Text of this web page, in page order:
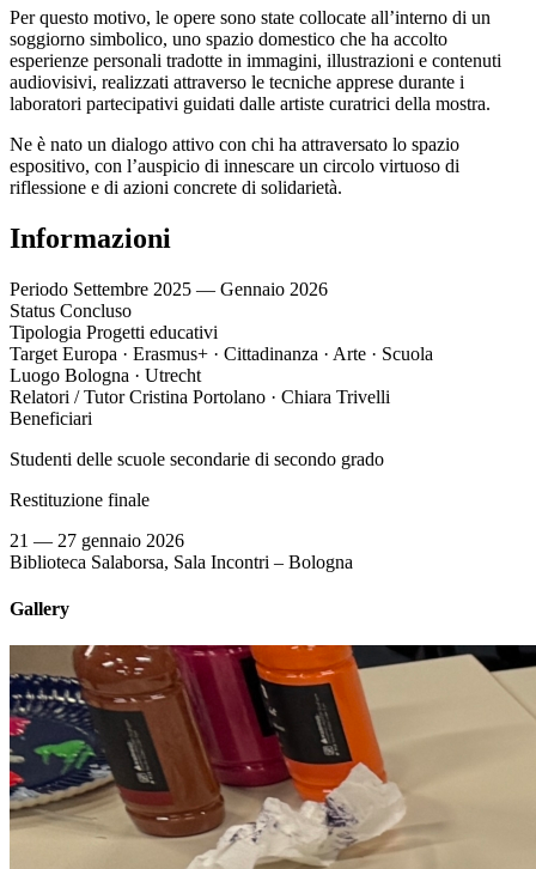
Per questo motivo, le opere sono state collocate all’interno di un
soggiorno simbolico, uno spazio domestico che ha accolto
esperienze personali tradotte in immagini, illustrazioni e contenuti
audiovisivi, realizzati attraverso le tecniche apprese durante i
laboratori partecipativi guidati dalle artiste curatrici della mostra.
Ne è nato un dialogo attivo con chi ha attraversato lo spazio
espositivo, con l’auspicio di innescare un circolo virtuoso di
riflessione e di azioni concrete di solidarietà.
Informazioni
Periodo Settembre 2025 — Gennaio 2026
Status Concluso
Tipologia Progetti educativi
Target Europa · Erasmus+ · Cittadinanza · Arte · Scuola
Luogo Bologna · Utrecht
Relatori / TutorCristina Portolano · Chiara Trivelli
Beneficiari
Studenti delle scuole secondarie di secondo grado
Restituzione finale
21 — 27 gennaio 2026
Biblioteca Salaborsa, Sala Incontri – Bologna
Gallery